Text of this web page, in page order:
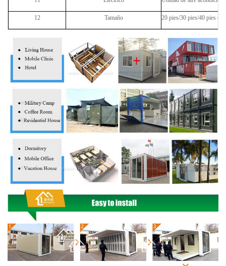
12 Tamaño 20 pies/30 pies/40 pies de